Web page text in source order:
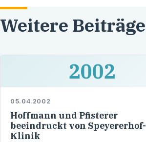
Weitere Beiträge
2002
05.04.2002
Hoffmann und Pfisterer
beeindruckt von Speyererhof-
Klinik